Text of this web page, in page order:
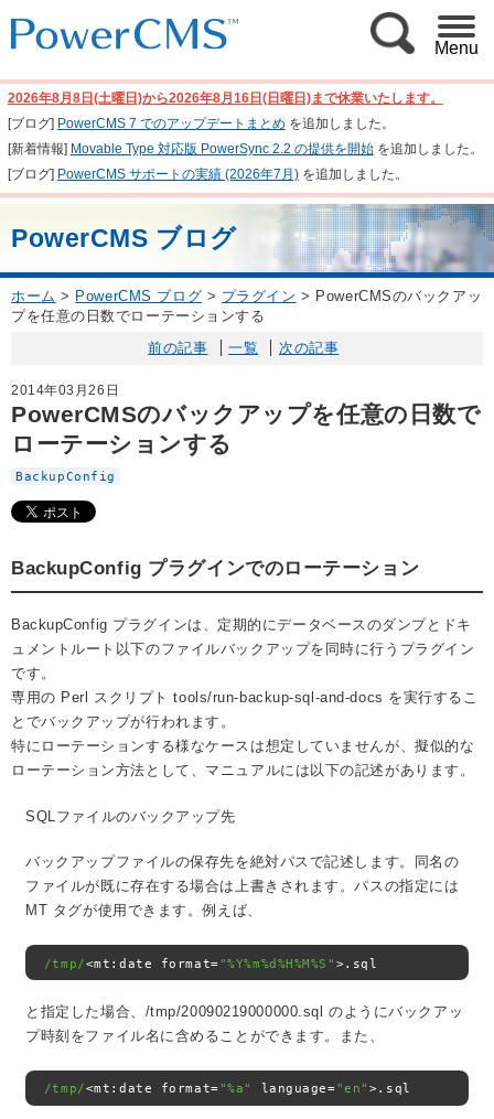
Menu
2026年8月8日(土曜日)から2026年8月16日(日曜日)まで休業いたします。
[ブログ] PowerCMS 7 でのアップデートまとめ を追加しました。
[新着情報] Movable Type 対応版 PowerSync 2.2 の提供を開始を追加しました。
[ブログ] PowerCMS サポートの実績 (2026年7月)を追加しました。
PowerCMS ブログ
ホーム > PowerCMS ブログ > プラグイン > PowerCMSのバックアッ
プを任意の日数でローテーションする
前の記事 一覧 次の記事
2014年03月26日
PowerCMSのバックアップを任意の日数で
ローテーションする
BackupConfig
BackupConfig プラグインでのローテーション
BackupConfig プラグインは、定期的にデータベースのダンプとドキ
ュメントルート以下のファイルバックアップを同時に行うプラグイン
です。
専用の Perl スクリプト tools/run-backup-sql-and-docs を実行するこ
とでバックアップが行われます。
特にローテーションする様なケースは想定していませんが、擬似的な
ローテーション方法として、マニュアルには以下の記述があります。
SQLファイルのバックアップ先
バックアップファイルの保存先を絶対パスで記述します。同名の
ファイルが既に存在する場合は上書きされます。パスの指定には
MT タグが使用できます。例えば、
/tmp/<mt : date format= "%Y%m%d%H%M%S" >. sql
と指定した場合、/tmp/20090219000000.sql のようにバックアッ
プ時刻をファイル名に含めることができます。また、
/tmp/<mt : date format= "%a" language= "en" >. sql